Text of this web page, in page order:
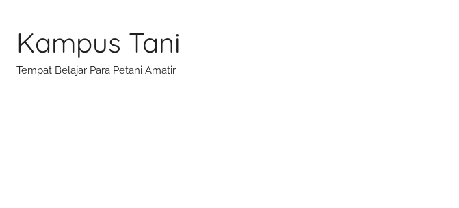
content
Kampus Tani
Tempat Belajar Para Petani Amatir